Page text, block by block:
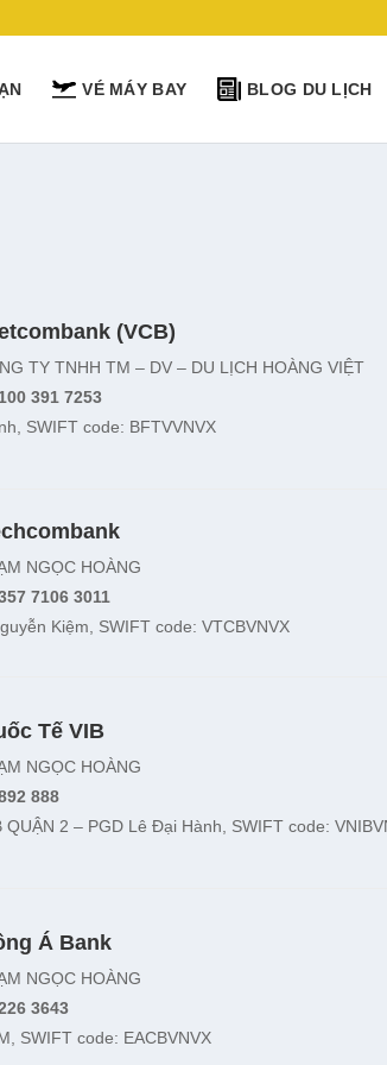
VÉ MÁY BAY BLOG DU LỊCH
(VCB)
TY TNHH TM – DV – DU LỊCH HOÀNG VIỆT
391 7253
SWIFT code: BFTVVNVX
NGỌC HOÀNG
7106 3011
Kiệm, SWIFT code: VTCBVNVX
Tế VIB
NGỌC HOÀNG
888
QUẬN 2 – PGD Lê Đại Hành, SWIFT code:
Á Bank
NGỌC HOÀNG
3643
SWIFT code: EACBVNVX